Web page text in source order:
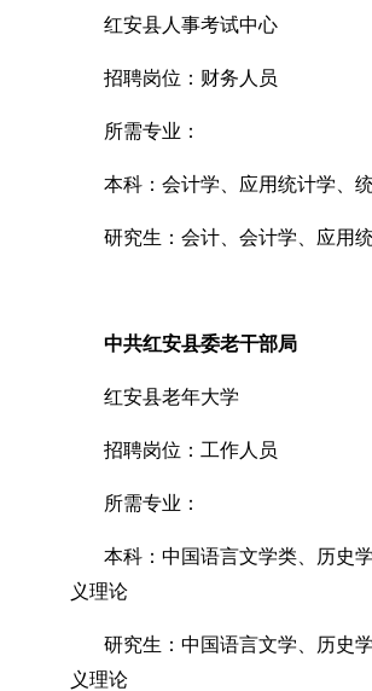
红安县人事考试中心
招聘岗位：财务人员
所需专业：
本科：会计学、应用统计学、
研究生：会计、会计学、应用
中共红安县委老干部局
红安县老年大学
招聘岗位：工作人员
所需专业：
本科：中国语言文学类、历史
义理论
研究生：中国语言文学、历史
义理论